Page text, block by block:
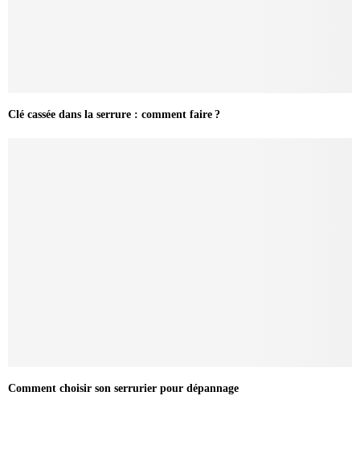
Clé cassée dans la serrure : comment faire ?
Comment choisir son serrurier pour dépannage